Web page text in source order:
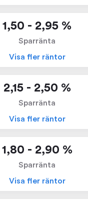
1,50 - 2,95 %
Sparränta
Visa fler räntor
2,15 - 2,50 %
Sparränta
Visa fler räntor
1,80 - 2,90 %
Sparränta
Visa fler räntor